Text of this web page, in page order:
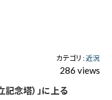
カテゴリ :近況
286 views
記念塔）」に上る